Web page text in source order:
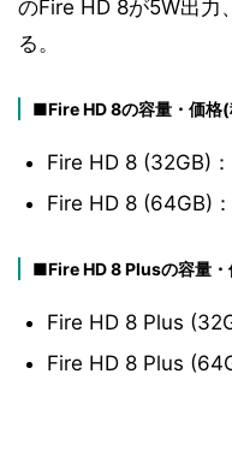
のFire HD 8が5W出力
る。
■Fire HD 8の容量・価格
Fire HD 8 (32GB)
Fire HD 8 (64GB)
■Fire HD 8 Plusの容量
Fire HD 8 Plus
Fire HD 8 Plus